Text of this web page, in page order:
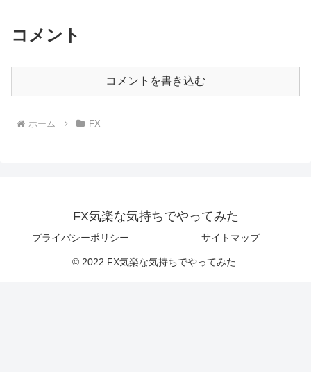
コメント
コメントを書き込む
ホーム FX
FX気楽な気持ちでやってみた
プライバシーポリシー サイトマップ
© 2022 FX気楽な気持ちでやってみた.